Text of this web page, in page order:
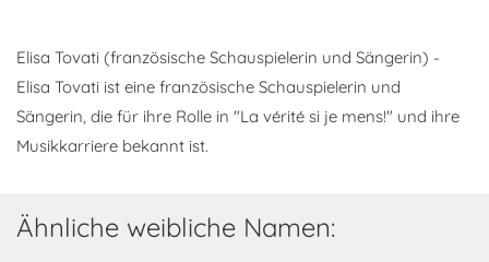
Elisa Tovati (französische Schauspielerin und Sängerin) -
Elisa Tovati ist eine französische Schauspielerin und
Sängerin, die für ihre Rolle in "La vérité si je mens!" und ihre
Musikkarriere bekannt ist.
Ähnliche weibliche Namen: